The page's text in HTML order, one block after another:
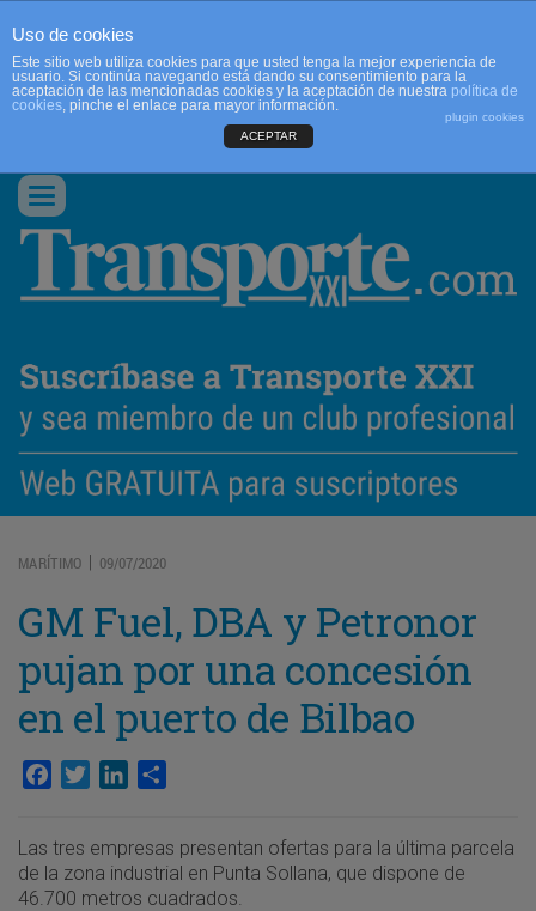
CONTACTO
Conmutar
navegación
MARÍTIMO | 09/07/2020
GM Fuel, DBA y Petronor
pujan por una concesión
en el puerto de Bilbao
Facebook
TwitterLinkedIn
Las tres empresas presentan ofertas para la última parcela
de la zona industrial en Punta Sollana, que dispone de
46.700 metros cuadrados.
Uso de cookies
Este sitio web utiliza cookies para que usted tenga la mejor experiencia de
usuario. Si continúa navegando está dando su consentimiento para la
aceptación de las mencionadas cookies y la aceptación de nuestra política de
cookies, pinche el enlace para mayor información.
plugin cookies
ACEPTAR